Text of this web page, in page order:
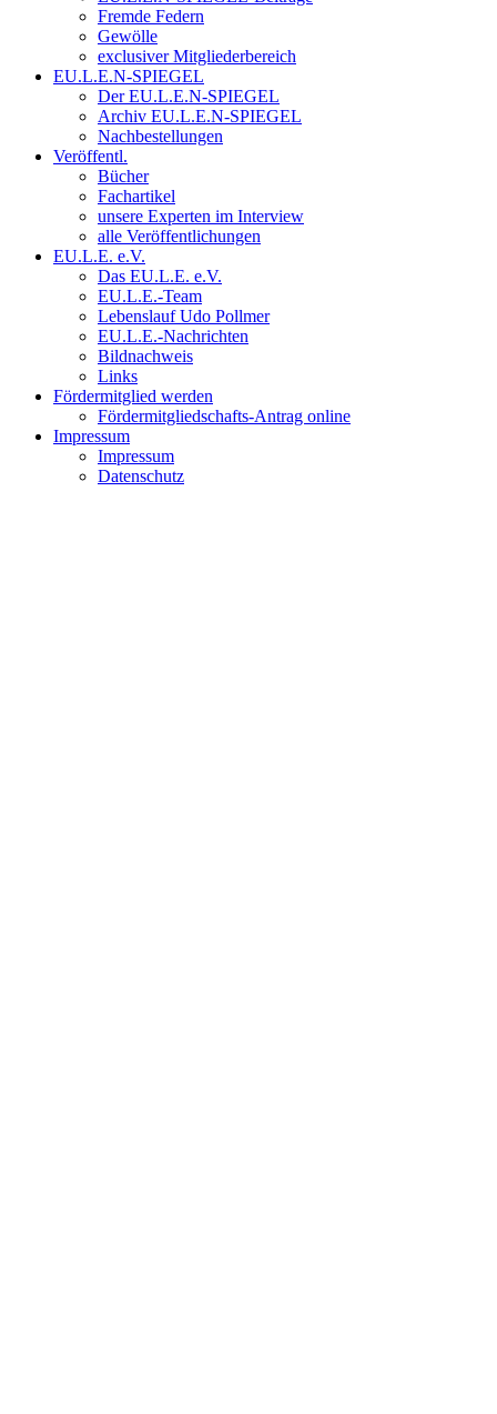
Fremde Federn
Gewölle
exclusiver Mitgliederbereich
EU.L.E.N-SPIEGEL
Der EU.L.E.N-SPIEGEL
Archiv EU.L.E.N-SPIEGEL
Nachbestellungen
Veröffentl.
Bücher
Fachartikel
unsere Experten im Interview
alle Veröffentlichungen
EU.L.E. e.V.
Das EU.L.E. e.V.
EU.L.E.-Team
Lebenslauf Udo Pollmer
EU.L.E.-Nachrichten
Bildnachweis
Links
Fördermitglied werden
Fördermitgliedschafts-Antrag online
Impressum
Impressum
Datenschutz